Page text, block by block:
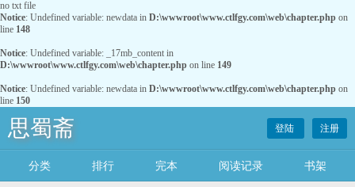
no txt file
Notice: Undefined variable: newdata in D:\wwwroot\www.ctlfgy.com\web\chapter.php on
line 148
Notice: Undefined variable: _17mb_content in
D:\wwwroot\www.ctlfgy.com\web\chapter.php on line 149
Notice: Undefined variable: newdata in D:\wwwroot\www.ctlfgy.com\web\chapter.php on
line 150
思蜀斋 登陆 注册
分类 排行 完本 阅读记录 书架